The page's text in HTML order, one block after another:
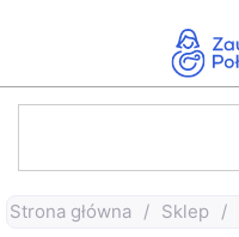
Strona główna / Sklep /